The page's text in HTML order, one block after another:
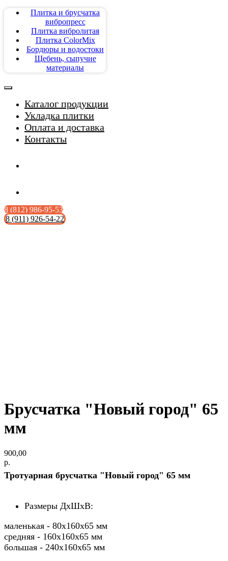
Каталог плитки
Укладка плитки
Оплата и
обратный
звонок
8 (812) 986-95-53
8 (911) 926-54-22
Плитка и брусчатка
вибропресс
Плитка вибролитая
Плитка ColorMix
Бордюры и водостоки
Щебень, сыпучие
материалы
Каталог продукции
Укладка плитки
Оплата и доставка
Контакты
8 (812) 986-95-53
8 (911) 926-54-22
Брусчатка "Новый город" 65
мм
900,00
р.
Тротуарная брусчатка "Новый город" 65 мм
Размеры ДхШхВ:
маленькая - 80х160х65 мм
средняя - 160х160х65 мм
большая - 240х160х65 мм